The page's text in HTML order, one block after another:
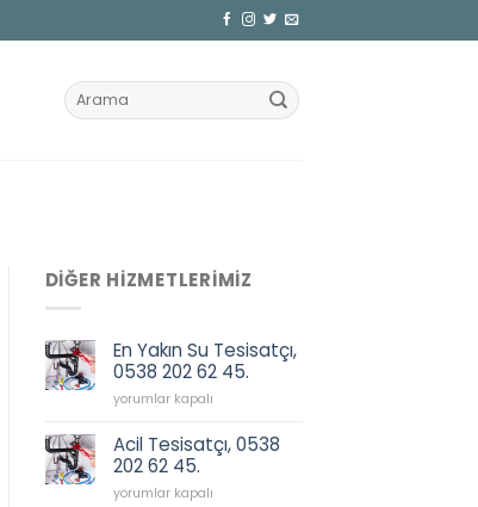
DIĞER HIZMETLERIMIZ
En Yakın Su Tesisatçı,
0538 202 62 45.
En
Su
Tesisatçı,
0538
202
yorumlar kapalı
Acil Tesisatçı, 0538
202 62 45.
Acil
yorumlar kapalı